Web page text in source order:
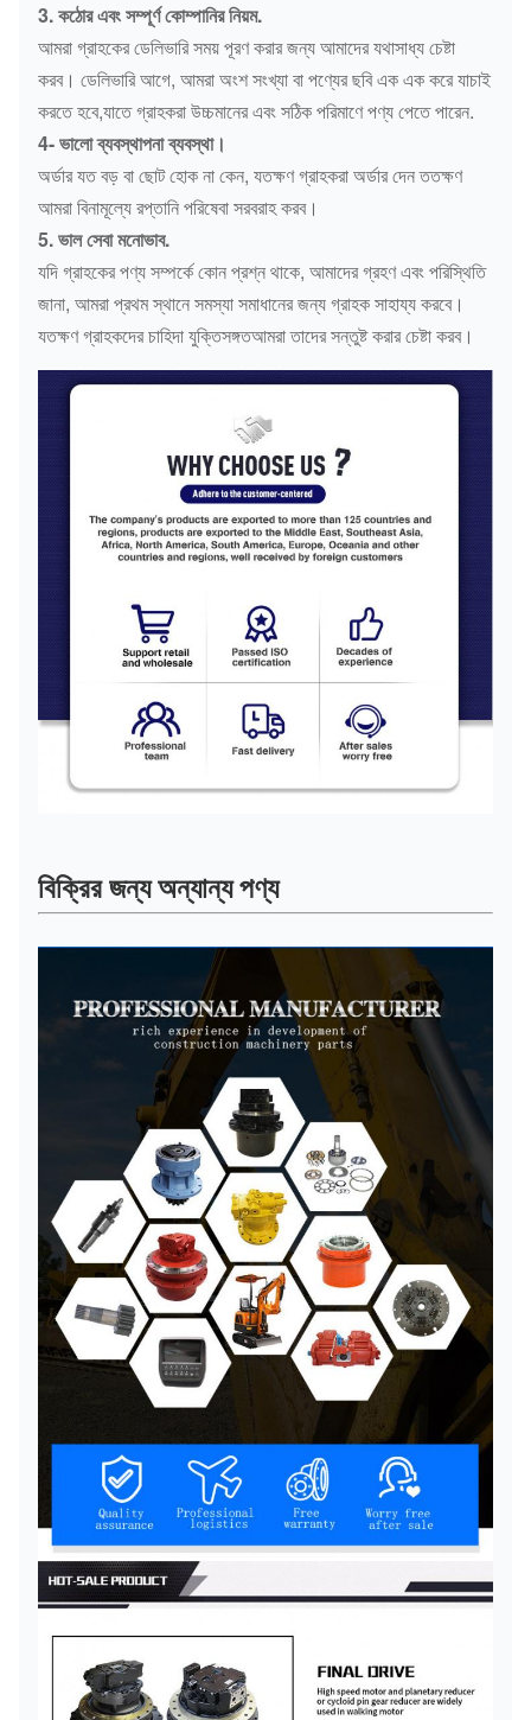
3. কঠোর এবং সম্পূর্ণ কোম্পানির নিয়ম.
আমরা গ্রাহকের ডেলিভারি সময় পূরণ করার জন্য আমাদের যথাসাধ্য চেষ্টা
করব। ডেলিভারি আগে, আমরা অংশ সংখ্যা বা পণ্যের ছবি এক এক করে যাচাই
করতে হবে,যাতে গ্রাহকরা উচ্চমানের এবং সঠিক পরিমাণে পণ্য পেতে পারেন.
4- ভালো ব্যবস্থাপনা ব্যবস্থা।
অর্ডার যত বড় বা ছোট হোক না কেন, যতক্ষণ গ্রাহকরা অর্ডার দেন ততক্ষণ
আমরা বিনামূল্যে রপ্তানি পরিষেবা সরবরাহ করব।
5. ভাল সেবা মনোভাব.
যদি গ্রাহকের পণ্য সম্পর্কে কোন প্রশ্ন থাকে, আমাদের গ্রহণ এবং পরিস্থিতি
জানা, আমরা প্রথম স্থানে সমস্যা সমাধানের জন্য গ্রাহক সাহায্য করবে।
যতক্ষণ গ্রাহকদের চাহিদা যুক্তিসঙ্গতআমরা তাদের সন্তুষ্ট করার চেষ্টা করব।
বিক্রির জন্য অন্যান্য পণ্য